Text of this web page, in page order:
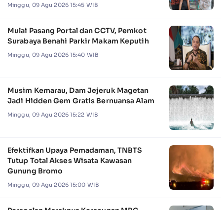
Minggu, 09 Agu 2026 15:45 WIB
Mulai Pasang Portal dan CCTV, Pemkot
Surabaya Benahi Parkir Makam Keputih
Minggu, 09 Agu 2026 15:40 WIB
Musim Kemarau, Dam Jejeruk Magetan
Jadi Hidden Gem Gratis Bernuansa Alam
Minggu, 09 Agu 2026 15:22 WIB
Efektifkan Upaya Pemadaman, TNBTS
Tutup Total Akses Wisata Kawasan
Gunung Bromo
Minggu, 09 Agu 2026 15:00 WIB